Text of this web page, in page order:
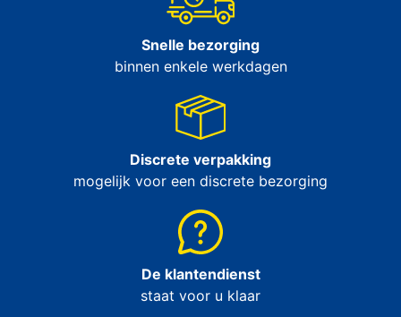
Snelle bezorging
binnen enkele werkdagen
Discrete verpakking
mogelijk voor een discrete bezorging
De klantendienst
staat voor u klaar